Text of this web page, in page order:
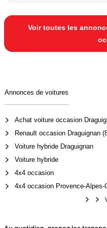
Voir toutes les
Annonces de voitures
Achat voiture occasion
Renault occasion Draguignan
Voiture hybride Draguignan
Voiture hybride
4x4 occasion
4x4 occasion Provence-Alpes-